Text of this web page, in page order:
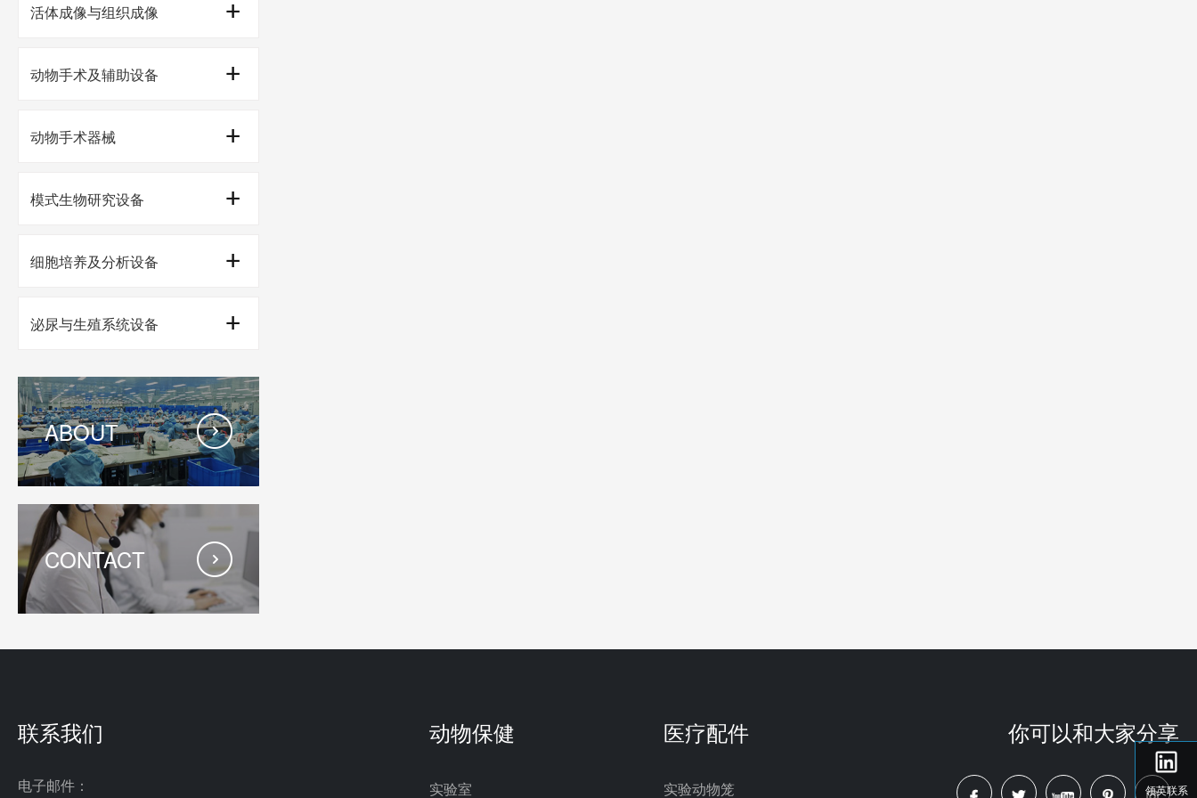
迷宫与轨迹追踪
行为条件奖励
活体成像与组织成像
激光多普勒扫描成像
动物荧光标记成像仪
动物手术及辅助设备
固定器与手术台
手术显微镜
动物手术器械
小动物手术器械包
伤口缝合
模式生物研究设备
模式生物通用设备
大粒径颗粒物分选
斑马鱼研究设备
细胞培养及分析设备
细胞培养系统
细胞分选系统
细胞分析系统
泌尿与生殖系统设备
膀胱测量
离体肾脏实验
ABOUT
CONTACT
联系我们
电子邮件：
动物保健
实验室
医疗配件
实验动物笼
你可以和大家分享
领英联系